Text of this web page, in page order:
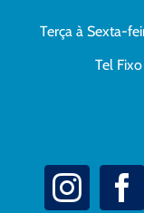
Terça à Sexta-
Tel